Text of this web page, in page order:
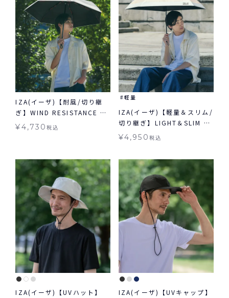
IZA(イーザ)【耐風/切り継
ぎ】WIND RESISTANCE ウ
ィンドレジスタンス 日傘 折
¥4,730税込
軽量
IZA(イーザ)【軽量＆スリム/
切り継ぎ】LIGHT＆SLIM ラ
イト＆スリム 軽量 日傘 折り
¥4,950 税込
IZA(イーザ)【UVハット】
IZA(イーザ)【UVキャップ】